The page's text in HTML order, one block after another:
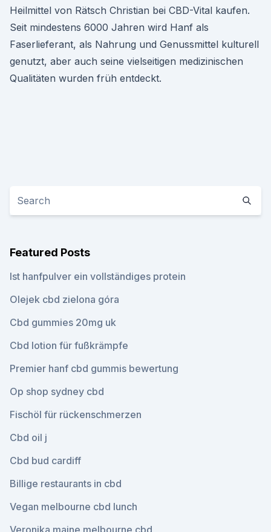
Heilmittel von Rätsch Christian bei CBD-Vital kaufen.
Seit mindestens 6000 Jahren wird Hanf als
Faserlieferant, als Nahrung und Genussmittel kulturell
genutzt, aber auch seine vielseitigen medizinischen
Qualitäten wurden früh entdeckt.
Featured Posts
Ist hanfpulver ein vollständiges protein
Olejek cbd zielona góra
Cbd gummies 20mg uk
Cbd lotion für fußkrämpfe
Premier hanf cbd gummis bewertung
Op shop sydney cbd
Fischöl für rückenschmerzen
Cbd oil j
Cbd bud cardiff
Billige restaurants in cbd
Vegan melbourne cbd lunch
Veronika maine melbourne cbd